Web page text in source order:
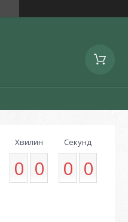
Хвилин
0 0
Секунд
0 0